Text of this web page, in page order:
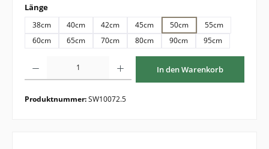
Längeauswählen
38cm 40cm 42cm 45cm 50cm
55cm
60cm
65cm 70cm 80cm 90cm 95cm
In den Warenkorb
Produktnummer:SW10072.5